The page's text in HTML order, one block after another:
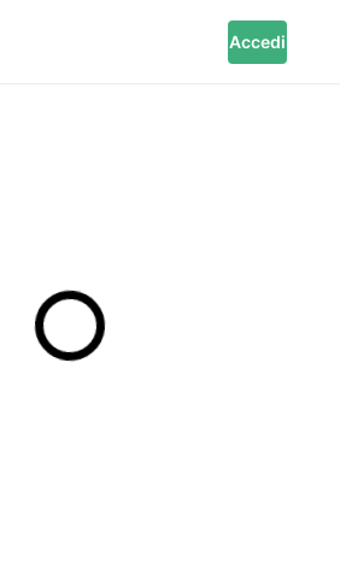
Accedi